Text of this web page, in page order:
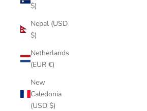
$)
Nepal (USD
$)
Netherlands
(EUR €)
New
Caledonia
(USD $)